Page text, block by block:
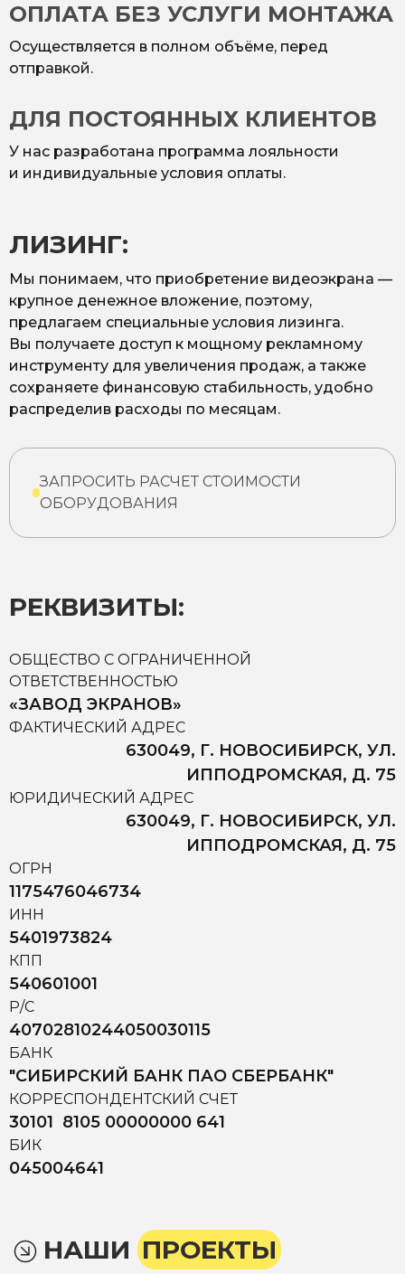
ОПЛАТА БЕЗ УСЛУГИ МОНТАЖА
Осуществляется в полном объёме, перед
отправкой.
ДЛЯ ПОСТОЯННЫХ КЛИЕНТОВ
У нас разработана программа лояльности
и индивидуальные условия оплаты.
ЛИЗИНГ:
Мы понимаем, что приобретение видеоэкрана —
крупное денежное вложение, поэтому,
предлагаем специальные условия лизинга.
Вы получаете доступ к мощному рекламному
инструменту для увеличения продаж, а также
сохраняете финансовую стабильность, удобно
распределив расходы по месяцам.
ЗАПРОСИТЬ РАСЧЕТ СТОИМОСТИ
ОБОРУДОВАНИЯ
РЕКВИЗИТЫ:
ОБЩЕСТВО С ОГРАНИЧЕННОЙ
ОТВЕТСТВЕННОСТЬЮ
«ЗАВОД ЭКРАНОВ»
ФАКТИЧЕСКИЙ АДРЕС
630049, Г. НОВОСИБИРСК, УЛ.
ИППОДРОМСКАЯ, Д. 75
ЮРИДИЧЕСКИЙ АДРЕС
630049, Г. НОВОСИБИРСК, УЛ.
ИППОДРОМСКАЯ, Д. 75
ОГРН
1175476046734
ИНН
5401973824
КПП
540601001
Р/С
40702810244050030115
БАНК
"СИБИРСКИЙ БАНК ПАО СБЕРБАНК"
КОРРЕСПОНДЕНТСКИЙ СЧЕТ
30101 8105 00000000 641
БИК
045004641
НАШИ ПРОЕКТЫ